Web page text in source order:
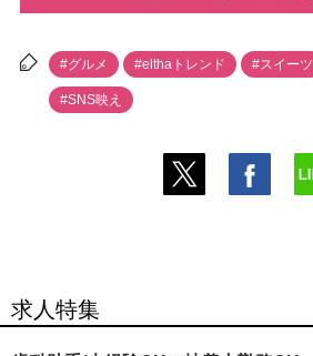
#グルメ #elthaトレンド #スイーツ
#SNS映え
求人特集